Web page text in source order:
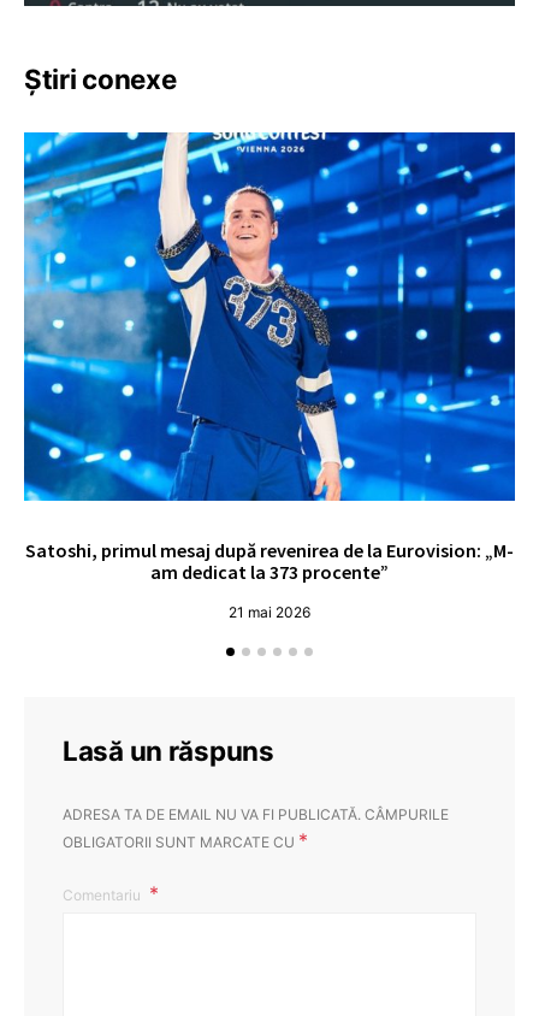
Știri conexe
Satoshi, primul mesaj după revenirea de la Eurovision: „M-
am dedicat la 373 procente”
21 mai 2026
Lasă un răspuns
ADRESA TA DE EMAIL NU VA FI PUBLICATĂ. CÂMPURILE
OBLIGATORII SUNT MARCATE CU *
Comentariu